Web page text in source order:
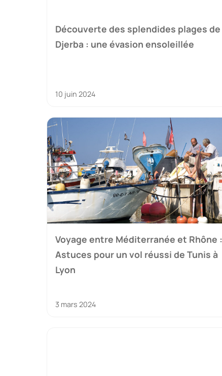
Découverte des splendides plages de
Djerba : une évasion ensoleillée
10 juin 2024
Voyage entre Méditerranée et Rhône :
Astuces pour un vol réussi de Tunis à
Lyon
3 mars 2024